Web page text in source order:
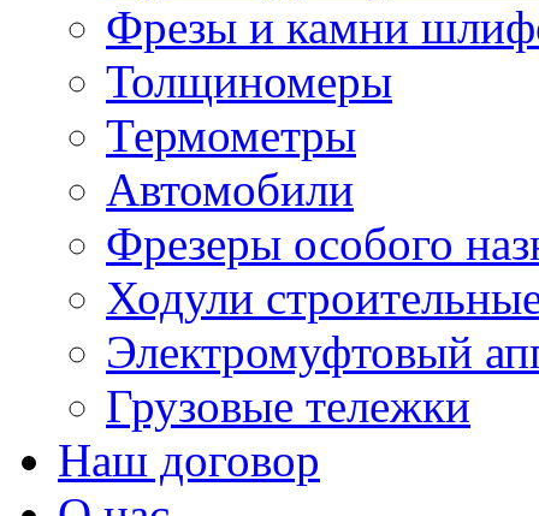
Фрезы и камни
Толщиномеры
Термометры
Автомобили
Фрезеры особого
Ходули
Электромуфтовый
Грузовые тележки
Наш договор